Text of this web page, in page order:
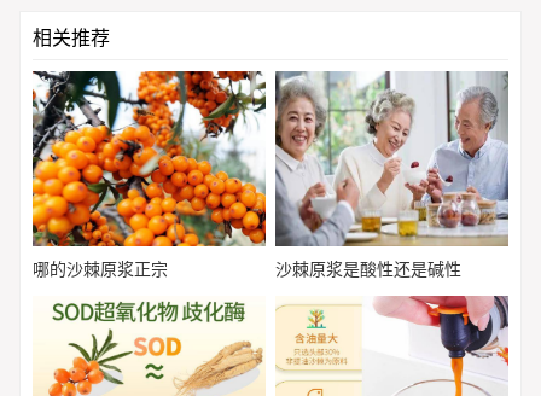
相关推荐
哪的沙棘原浆正宗 沙棘原浆是酸性还是碱性